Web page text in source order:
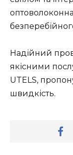
Надійний
якісними
UTELS,
швидкість.